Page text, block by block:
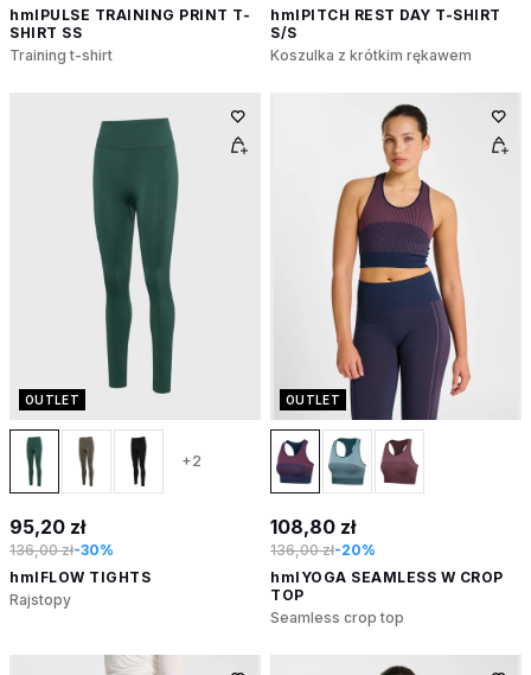
hmlPULSE TRAINING PRINT T-
SHIRT SS
Training t-shirt
hmlPITCH REST DAY T-SHIRT
S/S
Koszulka z krótkim rękawem
OUTLET
+2
95,20 zł
136,00 zł-30%
hmlFLOW TIGHTS
Rajstopy
OUTLET
108,80 zł
136,00 zł-20%
hmlYOGA SEAMLESS W CROP
TOP
Seamless crop top